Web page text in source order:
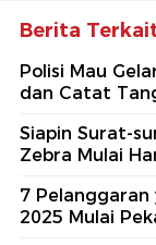
Berita
Polisi Mau
dan Catat
Siapin Surat-
Zebra Mulai
7 Pelanggaran
2025 Mulai